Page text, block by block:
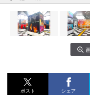
ポスト シェア